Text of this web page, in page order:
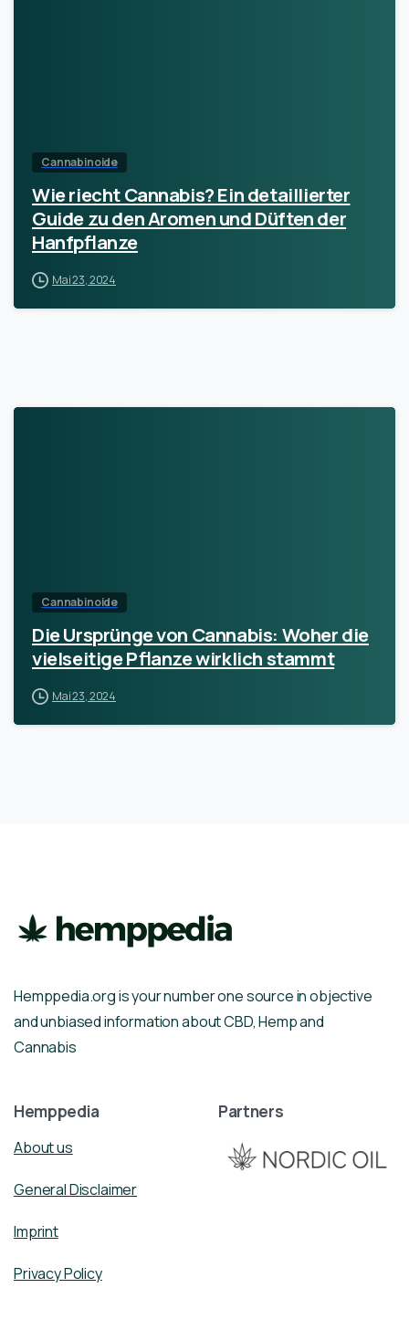
Cannabinoide
Wie riecht Cannabis? Ein detaillierter
Guide zu den Aromen und Düften der
Hanfpflanze
Mai 23, 2024
Cannabinoide
Die Ursprünge von Cannabis: Woher die
vielseitige Pflanze wirklich stammt
Mai 23, 2024
Hemppedia.org is your number one source in objective
and unbiased information about CBD, Hemp and
Cannabis
Hemppedia
About us
General Disclaimer
Imprint
Privacy Policy
Partners